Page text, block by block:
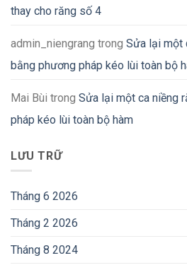
thay cho răng số 4
admin_niengrang trong Sửa lại một
bằng phương pháp kéo lùi toàn bộ
Mai Bùi trong Sửa lại một ca niềng
pháp kéo lùi toàn bộ hàm
LƯU TRỮ
Tháng 6 2026
Tháng 2 2026
Tháng 8 2024